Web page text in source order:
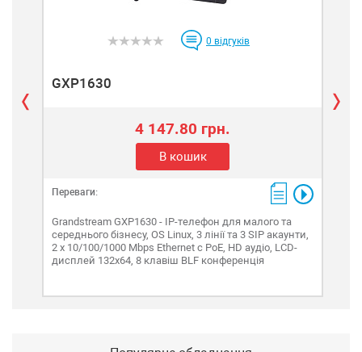
0 відгуків
GXP1630
4 147.80 грн.
В кошик
Переваги:
Grandstream GXP1630 - IP-телефон для малого та
середнього бізнесу, OS Linux, 3 лінії та 3 SIP акаунти,
2 x 10/100/1000 Mbps Ethernet c PoE, HD аудіо, LCD-
дисплей 132х64, 8 клавіш BLF конференція